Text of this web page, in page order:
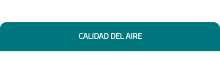
CALIDAD DEL AIRE